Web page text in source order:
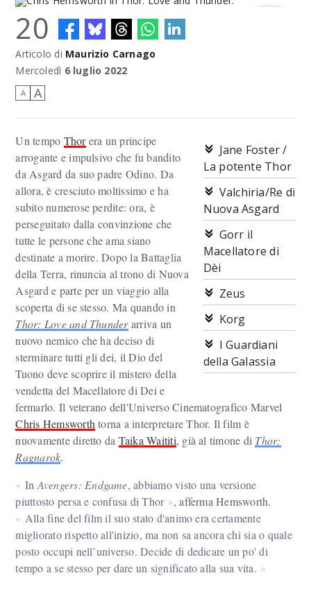
Chris Hemsworth in Thor: Love and Thunder.
20
Articolo di Maurizio Carnago
Mercoledì 6 luglio 2022
A A
Jane Foster /
La potente Thor
Valchiria/Re di
Nuova Asgard
Gorr il
Macellatore di
Dèi
Zeus
Korg
I Guardiani
della Galassia
Un tempo Thorera un principe
arrogante e impulsivo che fu bandito
da Asgard da suo padre Odino. Da
allora, è cresciuto moltissimo e ha
subito numerose perdite: ora, è
perseguitato dalla convinzione che
tutte le persone che ama siano
destinate a morire. Dopo la Battaglia
della Terra, rinuncia al trono di Nuova
Asgard e parte per un viaggio alla
scoperta di se stesso. Ma quando in
Thor: Love and Thunderarriva un
nuovo nemico che ha deciso di
sterminare tutti gli dei, il Dio del
Tuono deve scoprire il mistero della
vendetta del Macellatore di Dei e
fermarlo. Il veterano dell'Universo Cinematografico Marvel
Chris Hemsworth torna a interpretare Thor. Il film è
nuovamente diretto da Taika Waititi, già al timone di Thor:
Ragnarok.
In Avengers: Endgame, abbiamo visto una versione
piuttosto persa e confusa di Thor
, afferma Hemsworth.
Alla fine del film il suo stato d'animo era certamente
migliorato rispetto all'inizio, ma non sa ancora chi sia o quale
posto occupi nell’universo. Decide di dedicare un po' di
tempo a se stesso per dare un significato alla sua vita.